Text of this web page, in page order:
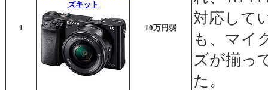
1
ズキット
10万円弱
対応して
も、マイ
ズが揃っ
た。